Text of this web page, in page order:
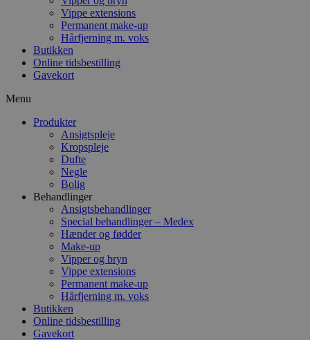
Vippe extensions
Permanent make-up
Hårfjerning m. voks
Butikken
Online tidsbestilling
Gavekort
Menu
Produkter
Ansigtspleje
Kropspleje
Dufte
Negle
Bolig
Behandlinger
Ansigtsbehandlinger
Special behandlinger – Medex
Hænder og fødder
Make-up
Vipper og bryn
Vippe extensions
Permanent make-up
Hårfjerning m. voks
Butikken
Online tidsbestilling
Gavekort